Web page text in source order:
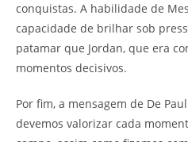
conquistas. A habilidade de
capacidade de brilhar sob
patamar que Jordan, que era
momentos decisivos.
Por fim, a mensagem de De
devemos valorizar cada